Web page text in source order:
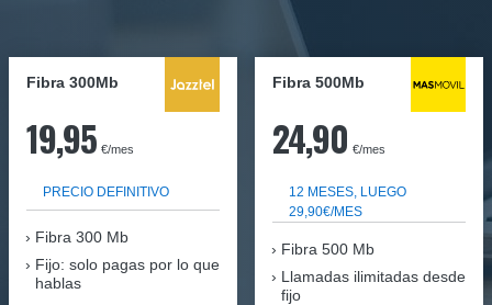
Fibra 300Mb
19,95 €/mes
PRECIO DEFINITIVO
Fibra 300 Mb
Fijo: solo pagas por lo que
hablas
Fibra 500Mb
24,90 €/mes
12 MESES, LUEGO
29,90€/MES
Fibra 500 Mb
Llamadas ilimitadas desde
fijo